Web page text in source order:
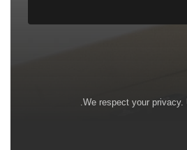
We respect your